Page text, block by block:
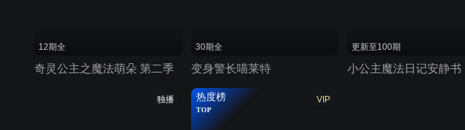
12期全
奇灵公主之魔法萌朵 第二季
30期全
变身警长喵莱特
更新至100期
小公主魔法日记安静书
独播 VIP
热度榜
TOP